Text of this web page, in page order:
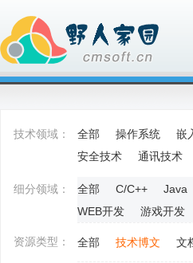
技术领域： 全部 操作系统 嵌
安全技术
通讯技术
细分领域： 全部 C/C++ Java
WEB开发
游戏开发
资源类型： 全部 技术博文 文